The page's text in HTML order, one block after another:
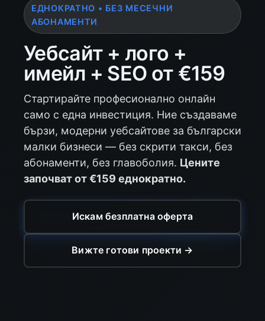
ЕДНОКРАТНО • БЕЗ МЕСЕЧНИ
АБОНАМЕНТИ
Уебсайт + лого +
имейл + SEO от €159
Стартирайте професионално онлайн
само с една инвестиция. Ние създаваме
бързи, модерни уебсайтове за български
малки бизнеси — без скрити такси, без
абонаменти, без главоболия. Цените
започват от €159 еднократно.
Искам безплатна оферта
Вижте готови проекти →